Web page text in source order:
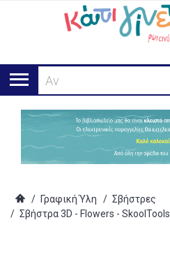
Αναζή
/ Γραφική Ύλη / Σβήστρες
/ Σβήστρα 3D - Flowers - SkoolTools